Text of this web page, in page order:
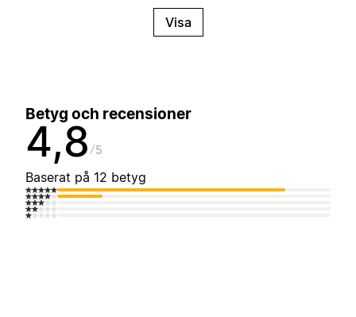
Visa
Betyg och recensioner
4,8 5
Baserat på 12 betyg